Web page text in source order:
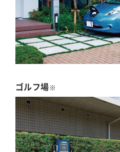
ゴルフ場※